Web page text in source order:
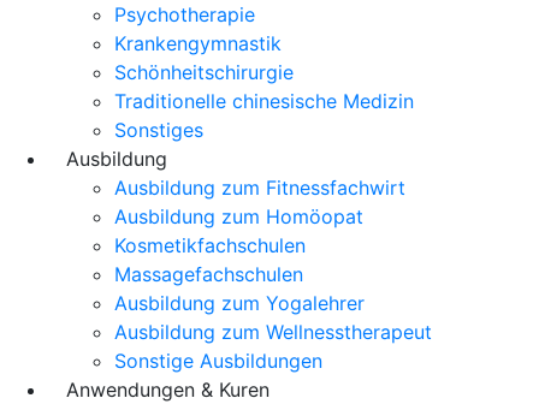
Psychotherapie
Krankengymnastik
Schönheitschirurgie
Traditionelle chinesische Medizin
Sonstiges
Ausbildung
Ausbildung zum Fitnessfachwirt
Ausbildung zum Homöopat
Kosmetikfachschulen
Massagefachschulen
Ausbildung zum Yogalehrer
Ausbildung zum Wellnesstherapeut
Sonstige Ausbildungen
Anwendungen & Kuren